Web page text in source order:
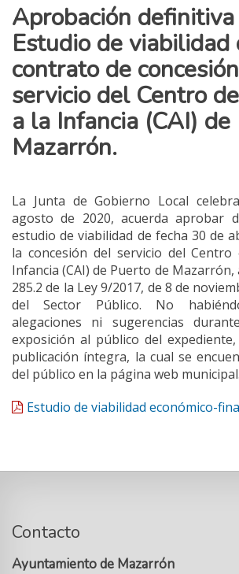
Aprobación
Estudio de viabilidad
contrato de
servicio del Centro
a la Infancia (CAI)
Mazarrón.
La Junta de Gobierno Local
agosto de 2020, acuerda aprobar
estudio de viabilidad de fecha 30 de
la concesión del servicio del
Infancia (CAI) de Puerto de
285.2 de la Ley 9/2017, de 8 de
del Sector Público. No
alegaciones ni sugerencias
exposición al público del
publicación íntegra, la cual se
del público en la página web municipal.
Estudio de viabilidad económico-
Contacto
Ayuntamiento de Mazarrón